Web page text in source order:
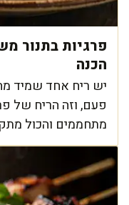
הכנה
יש ריח אחד שמיד
פעם, וזה הריח של
מתחממים והכול